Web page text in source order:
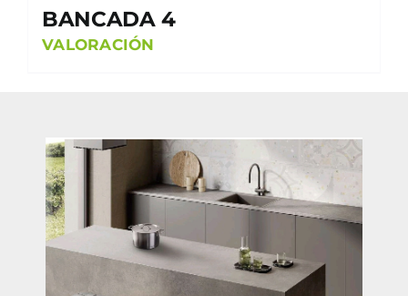
BANCADA 4
VALORACIÓN